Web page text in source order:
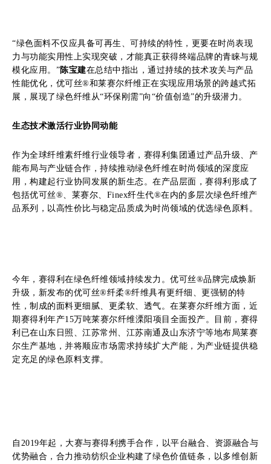
“绿色面料不仅应具备可再生、可持续的特性，更要在时尚表现
力与功能实用性上实现突破，才能真正获得终端品牌的青睐与规
模化应用。”陈宝建在总结中指出，通过持续的技术攻关与产品
性能优化，优可丝®和莱赛尔纤维正在实现应用场景的跨越式拓
展，展现了绿色纤维从“环保刚需”向“价值创造”的升级潜力。
生态技术激活行业协同动能
作为全球纤维素纤维行业领导者，赛得利集团通过产品升级、产
能布局与产业链合作，持续推动绿色纤维在时尚领域的深度应
用，构建起行业协同发展的新生态。在产品层面，赛得利形成了
包括优可丝®、莱赛尔、Finex纤生代®在内的多层次绿色纤维产
品系列，以高性价比与稳定品质成为时尚领域的优选绿色原料。
今年，赛得利在绿色纤维领域持续发力。优可丝®品牌完成焕新
升级，新发布的优可丝®纤柔®纤维具有更纤细、更强韧的特
性，制成的面料更细腻、更柔软、透气。在莱赛尔纤维方面，近
期赛得利年产15万吨莱赛尔纤维溧阳项目全面投产。目前，赛得
利已在山东日照、江苏常州、江苏南通及山东济宁等地布局莱赛
尔生产基地，并将顺应市场需求持续扩大产能，为产业链提供稳
定充足的绿色原料支撑。
自2019年起，大赛与赛得利携手合作，以平台融合、资源融合与
优势融合，合力推动纺织企业构建了绿色价值链条，以多维创新